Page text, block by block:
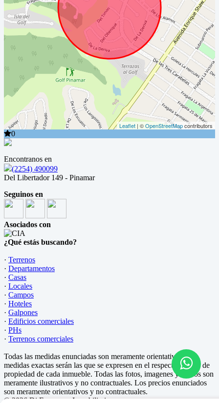
Leaflet | ©OpenStreetMapcontributors
0
Encontranos en
(2254) 490099
Del Libertador 149 - Pinamar
Seguinos en
Asociados con
¿Qué estás buscando?
· Terrenos
· Departamentos
· Casas
· Locales
· Campos
· Hoteles
· Galpones
· Edificios comerciales
· PHs
· Terrenos comerciales
Todas las medidas enunciadas son meramente orientativas, las
medidas exactas serán las que se expresen en el respectivo título de
propiedad de cada inmueble. Todas las fotos, imagenes y videos son
meramente ilustrativos y no contractuales. Los precios enunciados
son meramente orientativos y no contractuales.
© 2026 Di Francesco Inmobiliaria.